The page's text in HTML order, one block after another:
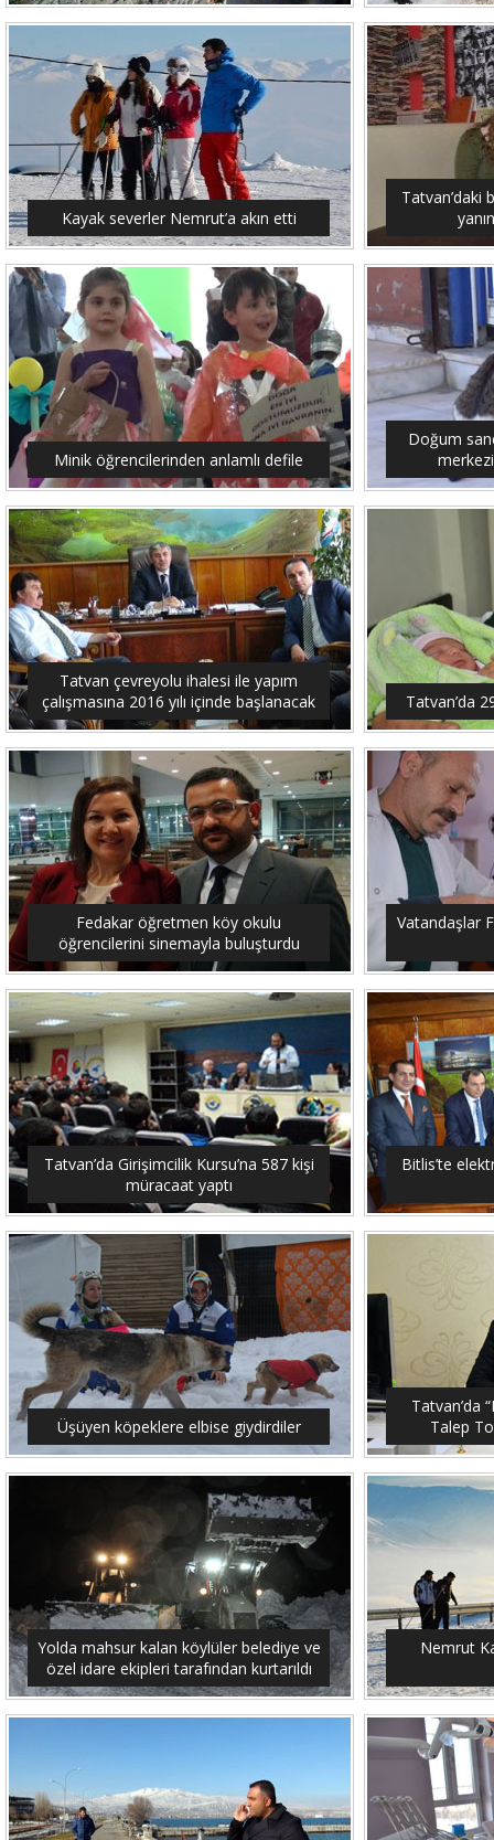
Kayak severler Nemrut’a akın etti
Tatvan’daki
Minik öğrencilerinden anlamlı defile
Doğum
Tatvan çevreyolu ihalesi ile yapım
çalışmasına 2016 yılı içinde başlanacak
Tatvan’da
Fedakar öğretmen köy okulu
öğrencilerini sinemayla buluşturdu
Vatandaşlar
Tatvan’da Girişimcilik Kursu’na 587 kişi
müracaat yaptı
Bitlis’te
Üşüyen köpeklere elbise giydirdiler
Tatvan’da
Talep
Yolda mahsur kalan köylüler belediye ve
özel idare ekipleri tarafından kurtarıldı
Nemrut